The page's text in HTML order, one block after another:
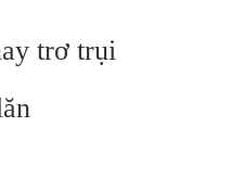
trơ trụi